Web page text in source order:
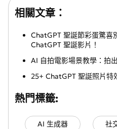
相關文章：
ChatGPT 聖誕節彩蛋驚喜
ChatGPT 聖誕影片！
AI 自拍電影場景教學：拍
25+ ChatGPT 聖誕照片特
熱門標籤:
AI 生成器 社